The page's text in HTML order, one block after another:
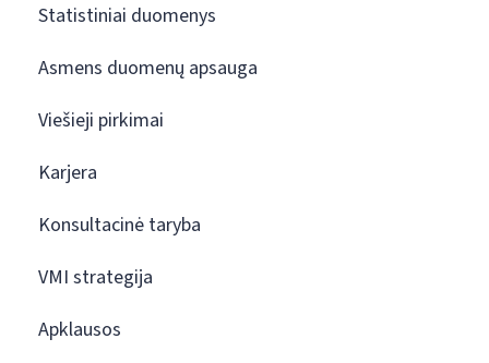
Statistiniai duomenys
Asmens duomenų apsauga
Viešieji pirkimai
Karjera
Konsultacinė taryba
VMI strategija
Apklausos